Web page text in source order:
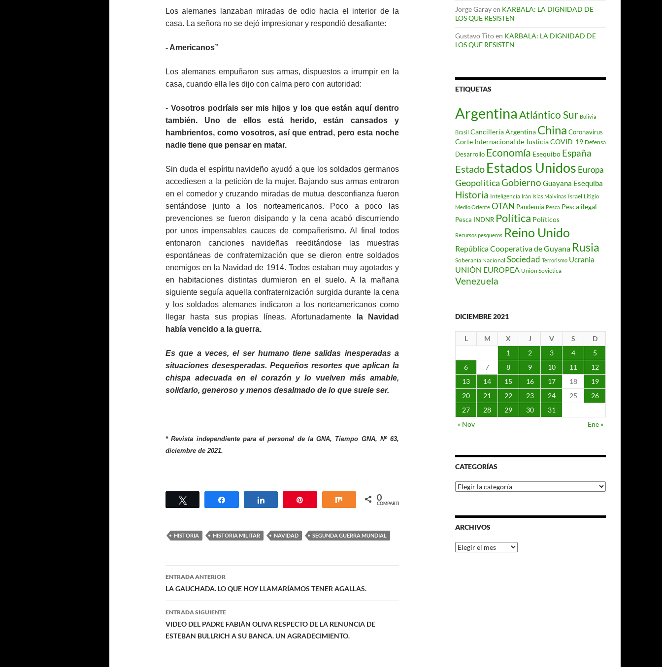
Los alemanes lanzaban miradas de odio hacia el interior de la
casa. La señora no se dejó impresionar y respondió desafiante:
‑ Americanos”
Los alemanes empuñaron sus armas, dispuestos a irrumpir en la
casa, cuando ella les dijo con calma pero con autoridad:
‑ Vosotros podríais ser mis hijos y los que están aquí dentro
también. Uno de ellos está herido, están cansados y
hambrientos, como vosotros, así que entrad, pero esta noche
nadie tiene que pensar en matar.
Sin duda el espíritu navideño ayudó a que los soldados germanos
accediesen a la petición de la mujer. Bajando sus armas entraron
en el comedor y cruzando miradas de mutua desconfianza fueron
sentándose junto a los norteamericanos. Poco a poco las
prevenciones se fueron disipando y la cena acabó discurriendo
por unos impensables cauces de compañerismo. Al final todos
entonaron canciones navideñas reeditándose las muestras
espontáneas de confraternización que se dieron entre soldados
enemigos en la Navidad de 1914. Todos estaban muy agotados y
en habitaciones distintas durmieron en el suelo. A la mañana
siguiente seguía aquella confraternización surgida durante la cena
y los soldados alemanes indicaron a los norteamericanos como
llegar hasta sus propias líneas. Afortunadamente
la Navidad
había vencido a la guerra.
Es que a veces, el ser humano tiene salidas inesperadas a
situaciones desesperadas. Pequeños resortes que aplican la
chispa adecuada en el corazón y lo vuelven más amable,
solidario, generoso y menos desalmado de lo que suele ser.
* Revista independiente para el personal de la GNA, Tiempo GNA, Nº 63,
diciembre de 2021.
Twittear Compartir Compartir Compartir
0
COMPARTIR
HISTORIA HISTORIA MILITAR NAVIDAD SEGUNDA GUERRA MUNDIAL
Navegación
de
entradas
ENTRADA ANTERIOR
LA GAUCHADA. LO QUE HOY LLAMARÍAMOS TENER AGALLAS.
ENTRADA SIGUIENTE
VIDEO DEL PADRE FABIÁN OLIVA RESPECTO DE LA RENUNCIA DE
ESTEBAN BULLRICH A SU BANCA. UN AGRADECIMIENTO.
Jorge Garayen KARBALA: LA DIGNIDAD DE
LOS QUE RESISTEN
Gustavo Titoen KARBALA: LA DIGNIDAD DE
LOS QUE RESISTEN
ETIQUETAS
Argentina Atlántico Sur Bolivia
Brasil Cancillería Argentina China Coronavirus
Corte Internacional de JusticiaCOVID-19 Defensa
Desarrollo Economía Esequibo España
Estado Estados Unidos Europa
GeopolíticaGobierno Guayana Esequiba
Historia Inteligencia Irán Islas Malvinas Israel Litigio
Medio Oriente OTAN Pandemia Pesca Pesca ilegal
Pesca INDNR Política Políticos
Recursos pesqueros Reino Unido
República Cooperativa de Guyana Rusia
Soberanía Nacional Sociedad Terrorismo Ucrania
UNIÓN EUROPEA Unión Soviética
Venezuela
DICIEMBRE 2021
L M X J V S
D
1
2 3 4
5
6
7 8 9 10 11
12
13
14 15 16 17 18
19
20
21 22 23 24 25
26
27
28 29 30
31
« Nov
Ene »
CATEGORÍAS
Categorías
ARCHIVOS
Archivos